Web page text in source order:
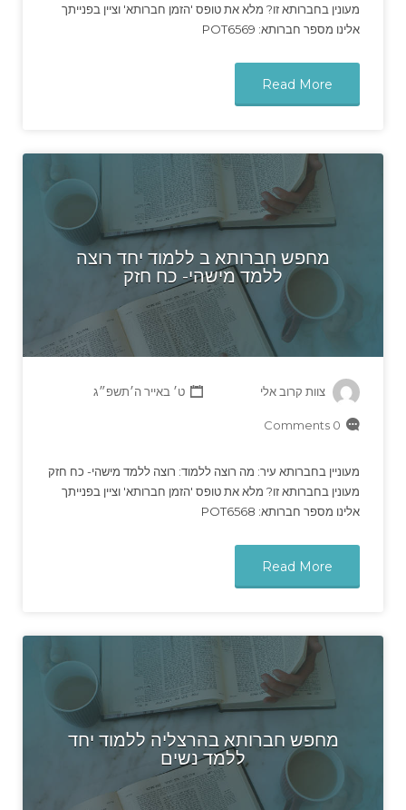
מעונין בחברותא זו? מלא את טופס 'הזמן חברותא' וציין בפנייתך
אלינו מספר חברותא: POT6569
Read More
מחפש חברותא ב ללמוד יחד רוצה
ללמד מישהי- כח חזק
צוות קרוב אלי ט׳ באייר ה׳תשפ״ג
0 Comments
מעוניין בחברותא עיר: מה רוצה ללמוד: רוצה ללמד מישהי- כח חזק
מעונין בחברותא זו? מלא את טופס 'הזמן חברותא' וציין בפנייתך
אלינו מספר חברותא: POT6568
Read More
מחפש חברותא בהרצליה ללמוד יחד
ללמד נשים